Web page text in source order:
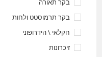
בקר תאורה
בקר תרמוסטט ולחות
חקלאי \ הידרופוני
זיכרונות